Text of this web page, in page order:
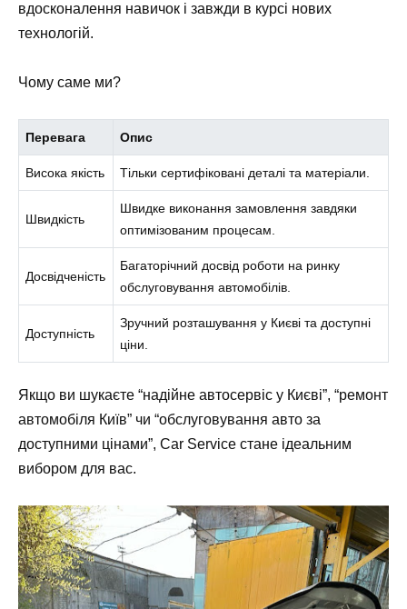
вдосконалення навичок і завжди в курсі нових
технологій.
Чому саме ми?
Перевага Опис
Висока якість Тільки сертифіковані деталі та матеріали.
Швидкість
Швидке виконання замовлення завдяки
оптимізованим процесам.
Досвідченість
Багаторічний досвід роботи на ринку
обслуговування автомобілів.
Доступність
Зручний розташування у Києві та доступні
ціни.
Якщо ви шукаєте “надійне автосервіс у Києві”, “ремонт
автомобіля Київ” чи “обслуговування авто за
доступними цінами”, Car Service стане ідеальним
вибором для вас.